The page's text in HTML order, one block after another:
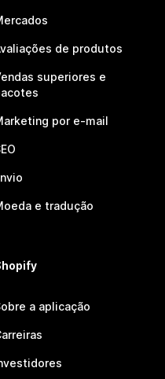
de produtos
superiores e
por e-mail
e tradução
a aplicação